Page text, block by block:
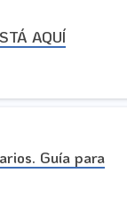
AQUÍ
Guía para